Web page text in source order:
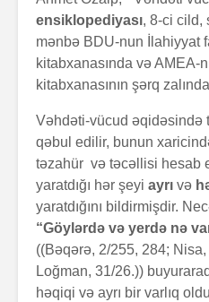
ensiklopediyası, 8-ci cild,
mənbə BDU-nun İlahiyyat
kitabxanasında və AMEA-
kitabxanasının şərq
Vəhdəti-vücud əqidəsində
qəbul edilir, bunun
təzahür və təcəllisi hesab
yaratdığı hər şeyi ayrı və
yaratdığını bildirmişdir.
“Göylərdə və yerdə nə
((Bəqərə, 2/255, 284;
Loğman, 31/26.)) buyuraraq
həqiqi və ayrı bir varlıq